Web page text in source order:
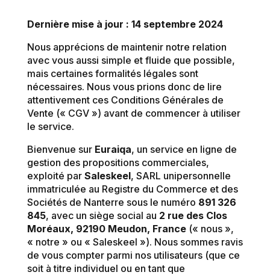
Dernière mise à jour : 14 septembre 2024
Nous apprécions de maintenir notre relation
avec vous aussi simple et fluide que possible,
mais certaines formalités légales sont
nécessaires. Nous vous prions donc de lire
attentivement ces Conditions Générales de
Vente (« CGV ») avant de commencer à utiliser
le service.
Bienvenue sur Euraiqa, un service en ligne de
gestion des propositions commerciales,
exploité par Saleskeel, SARL unipersonnelle
immatriculée au Registre du Commerce et des
Sociétés de Nanterre sous le numéro 891 326
845, avec un siège social au 2 rue des Clos
Moréaux, 92190 Meudon, France(« nous »,
« notre » ou « Saleskeel »). Nous sommes ravis
de vous compter parmi nos utilisateurs (que ce
soit à titre individuel ou en tant que